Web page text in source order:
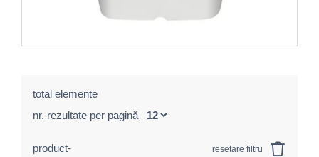
total elemente
nr. rezultate per pagină
product-
resetare filtru